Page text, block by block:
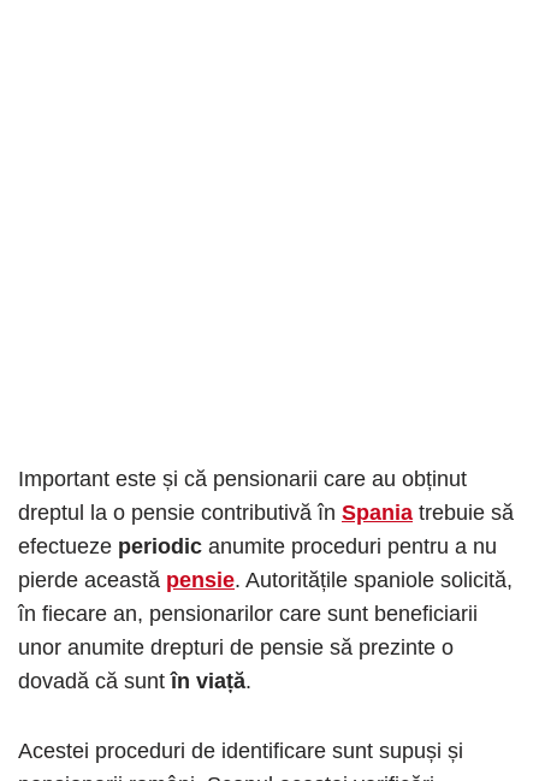
Important este și că pensionarii care au obținut
dreptul la o pensie contributivă în Spania trebuie să
efectueze periodic anumite proceduri pentru a nu
pierde această pensie. Autoritățile spaniole solicită,
în fiecare an, pensionarilor care sunt beneficiarii
unor anumite drepturi de pensie să prezinte o
dovadă că suntîn viață.
Acestei proceduri de identificare sunt supuși și